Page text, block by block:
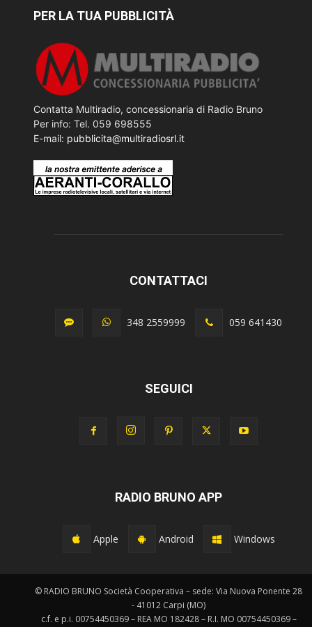
PER LA TUA PUBBLICITÀ
Contatta Multiradio, concessionaria di Radio Bruno
Per info: Tel. 059 698555
E-mail: pubblicita@multiradiosrl.it
CONTATTACI
348 2559999 059 641430
SEGUICI
RADIO BRUNO APP
Apple Android Windows
© RADIO BRUNO Società Cooperativa – sede: Via Nuova Ponente 28
- 41012 Carpi (MO)
c.f. e p.i. 00754450369 – REA MO 182428 – R.I. MO 00754450369 –